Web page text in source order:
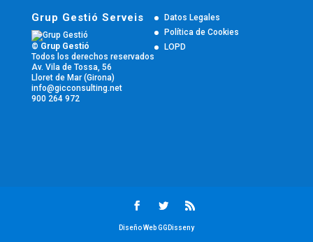
Grup Gestió Serveis
© Grup Gestió
Todos los derechos reservados
Av. Vila de Tossa, 56
Lloret de Mar (Girona)
info@gicconsulting.net
900 264 972
Datos Legales
Política de Cookies
LOPD
Diseño Web GGDisseny